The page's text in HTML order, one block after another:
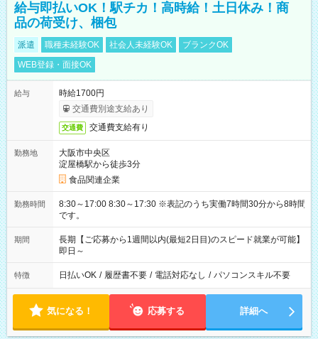
給与即払いOK！駅チカ！高時給！土日休み！商
品の荷受け、梱包
派遣 職種未経験OK 社会人未経験OK
ブランクOK
WEB登録・面接OK
給与
時給1700円
交通費別途支給あり
交通費 交通費支給有り
勤務地
大阪市中央区
淀屋橋駅から徒歩3分
食品関連企業
勤務時間
8:30～17:00 8:30～17:30 ※表記のうち実働7時間30分から8時間
です。
期間
長期【ご応募から1週間以内(最短2日目)のスピード就業が可能】
即日～
特徴 日払いOK / 履歴書不要 / 電話対応なし / パソコンスキル不要
気になる！ 応募する 詳細へ